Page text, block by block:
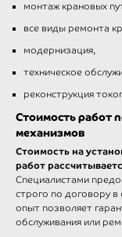
монтаж крановых
все виды ремонта
модернизация,
техническое
реконструкция
Стоимость работ
механизмов
Стоимость на
работ
Специалистами
строго по договору
опыт позволяет
обслуживания или